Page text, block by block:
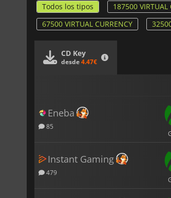
Todos los tipos 187500 VIRTUAL
67500 VIRTUAL CURRENCY
CD Key
desde4.47€
Eneba
85
Instant Gaming
479